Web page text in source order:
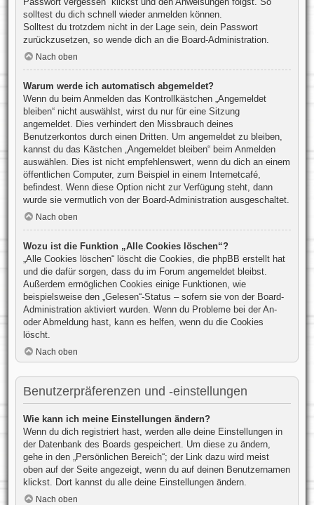
solltest du dich schnell wieder anmelden können.
Solltest du trotzdem nicht in der Lage sein, dein Passwort
zurückzusetzen, so wende dich an die Board-Administration.
Nach oben
Warum werde ich automatisch abgemeldet?
Wenn du beim Anmelden das Kontrollkästchen „Angemeldet
bleiben“ nicht auswählst, wirst du nur für eine Sitzung
angemeldet. Dies verhindert den Missbrauch deines
Benutzerkontos durch einen Dritten. Um angemeldet zu bleiben,
kannst du das Kästchen „Angemeldet bleiben“ beim Anmelden
auswählen. Dies ist nicht empfehlenswert, wenn du dich an einem
öffentlichen Computer, zum Beispiel in einem Internetcafé,
befindest. Wenn diese Option nicht zur Verfügung steht, dann
wurde sie vermutlich von der Board-Administration ausgeschaltet.
Nach oben
Wozu ist die Funktion „Alle Cookies löschen“?
„Alle Cookies löschen“ löscht die Cookies, die phpBB erstellt hat
und die dafür sorgen, dass du im Forum angemeldet bleibst.
Außerdem ermöglichen Cookies einige Funktionen, wie
beispielsweise den „Gelesen“-Status – sofern sie von der Board-
Administration aktiviert wurden. Wenn du Probleme bei der An-
oder Abmeldung hast, kann es helfen, wenn du die Cookies
löscht.
Nach oben
Benutzerpräferenzen und -einstellungen
Wie kann ich meine Einstellungen ändern?
Wenn du dich registriert hast, werden alle deine Einstellungen in
der Datenbank des Boards gespeichert. Um diese zu ändern,
gehe in den „Persönlichen Bereich“; der Link dazu wird meist
oben auf der Seite angezeigt, wenn du auf deinen Benutzernamen
klickst. Dort kannst du alle deine Einstellungen ändern.
Nach oben